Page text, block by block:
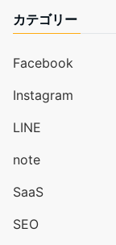
カテゴリー
Facebook
Instagram
LINE
note
SaaS
SEO